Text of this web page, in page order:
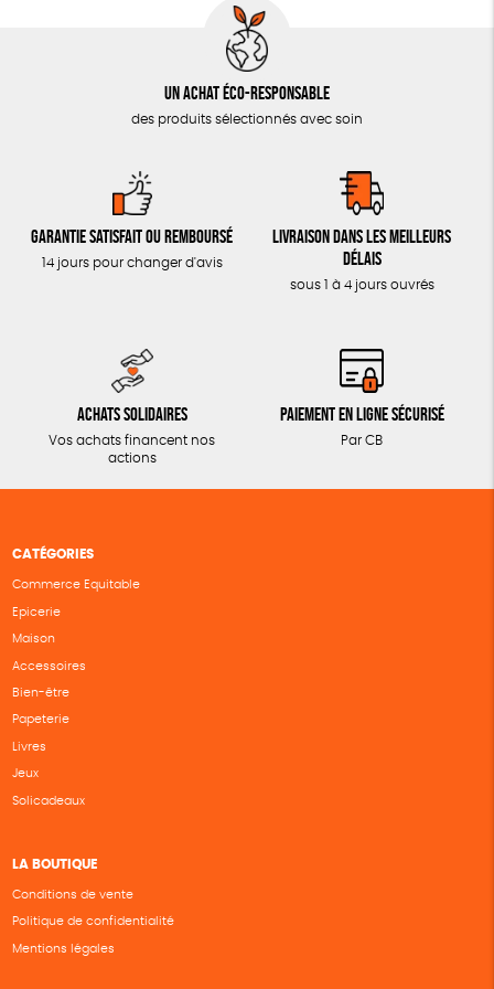
Un achat éco-responsable
des produits sélectionnés avec soin
Garantie satisfait ou remboursé
14 jours pour changer d'avis
Livraison dans les meilleurs
délais
sous 1 à 4 jours ouvrés
Achats solidaires
Vos achats financent nos
actions
Paiement en ligne sécurisé
Par CB
CATÉGORIES
Commerce Equitable
Epicerie
Maison
Accessoires
Bien-être
Papeterie
Livres
Jeux
Solicadeaux
LA BOUTIQUE
Conditions de vente
Politique de confidentialité
Mentions légales